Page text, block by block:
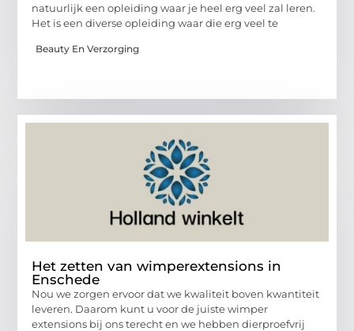
natuurlijk een opleiding waar je heel erg veel zal leren.
Het is een diverse opleiding waar die erg veel te
Beauty En Verzorging
Het zetten van wimperextensions in
Enschede
Nou we zorgen ervoor dat we kwaliteit boven kwantiteit
leveren. Daarom kunt u voor de juiste wimper
extensions bij ons terecht en we hebben dierproefvrij